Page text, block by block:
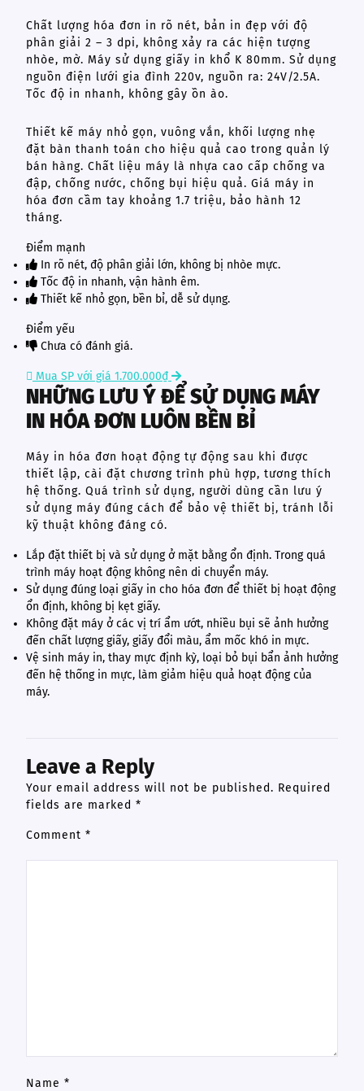
Chất lượng hóa đơn in rõ nét, bản in đẹp với độ
phân giải 2 – 3 dpi, không xảy ra các hiện tượng
nhòe, mờ. Máy sử dụng giấy in khổ K 80mm. Sử dụng
nguồn điện lưới gia đình 220v, nguồn ra: 24V/2.5A.
Tốc độ in nhanh, không gây ồn ào.
Thiết kế máy nhỏ gọn, vuông vắn, khối lượng nhẹ
đặt bàn thanh toán cho hiệu quả cao trong quản lý
bán hàng. Chất liệu máy là nhựa cao cấp chống va
đập, chống nước, chống bụi hiệu quả. Giá máy in
hóa đơn cầm tay khoảng 1.7 triệu, bảo hành 12
tháng.
Điểm mạnh
In rõ nét, độ phân giải lớn, không bị nhòe mực.
Tốc độ in nhanh, vận hành êm.
Thiết kế nhỏ gọn, bền bỉ, dễ sử dụng.
Điểm yếu
Chưa có đánh giá.
Mua SP với giá 1.700.000₫
NHỮNG LƯU Ý ĐỂ SỬ DỤNG MÁY
IN HÓA ĐƠN LUÔN BỀN BỈ
Máy in hóa đơn hoạt động tự động sau khi được
thiết lập, cài đặt chương trình phù hợp, tương thích
hệ thống. Quá trình sử dụng, người dùng cần lưu ý
sử dụng máy đúng cách để bảo vệ thiết bị, tránh lỗi
kỹ thuật không đáng có.
Lắp đặt thiết bị và sử dụng ở mặt bằng ổn định. Trong quá
trình máy hoạt động không nên di chuyển máy.
Sử dụng đúng loại giấy in cho hóa đơn để thiết bị hoạt động
ổn định, không bị kẹt giấy.
Không đặt máy ở các vị trí ẩm ướt, nhiều bụi sẽ ảnh hưởng
đến chất lượng giấy, giấy đổi màu, ẩm mốc khó in mực.
Vệ sinh máy in, thay mực định kỳ, loại bỏ bụi bẩn ảnh hưởng
đến hệ thống in mực, làm giảm hiệu quả hoạt động của
máy.
Leave a Reply
Your email address will not be published. Required
fields are marked *
Comment *
Name *